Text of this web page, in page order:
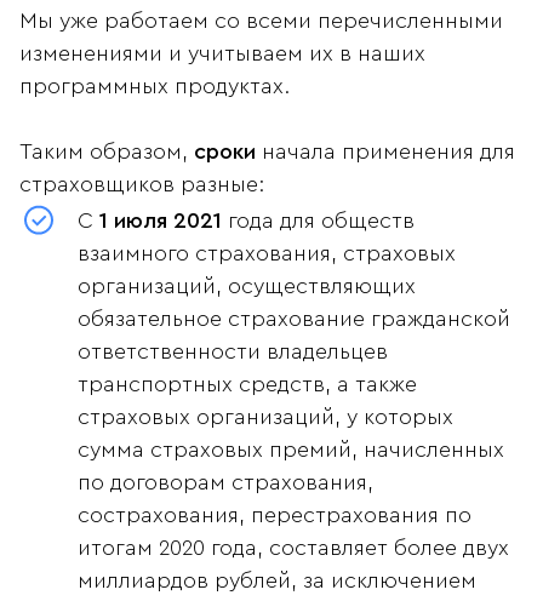
Мы уже работаем со всеми перечисленными
изменениями и учитываем их в наших
программных продуктах.
Таким образом, сроки начала применения для
страховщиков разные:
С 1 июля 2021 года для обществ
взаимного страхования, страховых
организаций, осуществляющих
обязательное страхование гражданской
ответственности владельцев
транспортных средств, а также
страховых организаций, у которых
сумма страховых премий, начисленных
по договорам страхования,
сострахования, перестрахования по
итогам 2020 года, составляет более двух
миллиардов рублей, за исключением